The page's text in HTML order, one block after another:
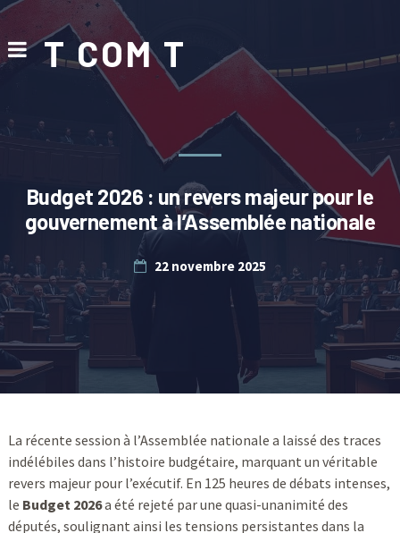
T COM T
Budget 2026 : un revers majeur pour le
gouvernement à l’Assemblée nationale
22 novembre 2025
La récente session à l’Assemblée nationale a laissé des traces
indélébiles dans l’histoire budgétaire, marquant un véritable
revers majeur pour l’exécutif. En 125 heures de débats intenses,
le Budget 2026a été rejeté par une quasi-unanimité des
députés, soulignant ainsi les tensions persistantes dans la